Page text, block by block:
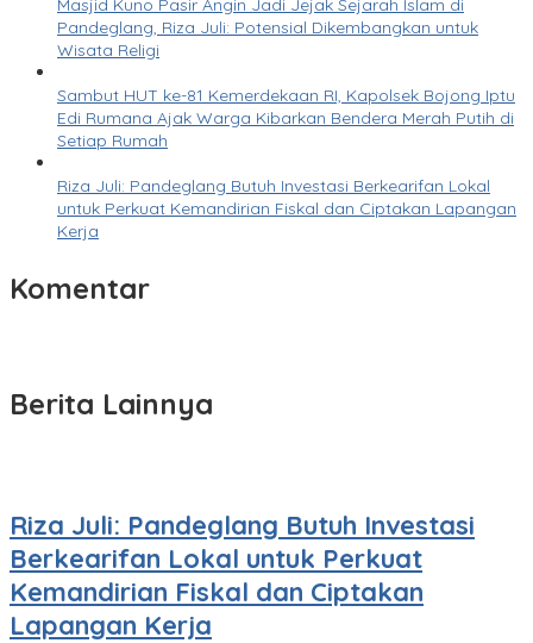
Masjid Kuno Pasir Angin Jadi Jejak Sejarah Islam di
Pandeglang, Riza Juli: Potensial Dikembangkan untuk
Wisata Religi
Sambut HUT ke-81 Kemerdekaan RI, Kapolsek Bojong Iptu
Edi Rumana Ajak Warga Kibarkan Bendera Merah Putih di
Setiap Rumah
Riza Juli: Pandeglang Butuh Investasi Berkearifan Lokal
untuk Perkuat Kemandirian Fiskal dan Ciptakan Lapangan
Kerja
Komentar
Berita Lainnya
Riza Juli: Pandeglang Butuh Investasi
Berkearifan Lokal untuk Perkuat
Kemandirian Fiskal dan Ciptakan
Lapangan Kerja